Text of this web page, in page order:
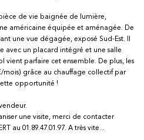
de vie baignée de lumière,
américaine équipée et aménagée. De
une vue dégagée, exposé Sud-Est. Il
un placard intégré et une salle
vient parfaire cet ensemble. De plus, les
mois) grâce au chauffage collectif par
opportunité !
une visite, merci de contacter
au 01.89.47.01.97. A très vite...